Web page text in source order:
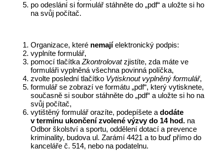
po odeslání si formulář stáhněte do „pdf“ a uložte si ho
na svůj počítač.
Organizace, které nemajíelektronický podpis:
vyplníte formulář,
pomocí tlačítkaZkontrolovatzjistíte, zda máte ve
formuláři vyplněná všechna povinná políčka,
zvolte poslední tlačítko Vytisknout vyplněný formulář,
formulář se zobrazí ve formátu „pdf“, který vytisknete,
současně si soubor stáhněte do „pdf“ a uložte si ho na
svůj počítač,
vytištěný formulář orazíte, podepíšete adodáte
v termínu ukončení zvolené výzvy do 14 hod. na
Odbor školství a sportu, oddělení dotací a prevence
kriminality, budova ul. Zarámí 4421 a to buď přímo do
kanceláře č. 514, nebo na podatelnu.